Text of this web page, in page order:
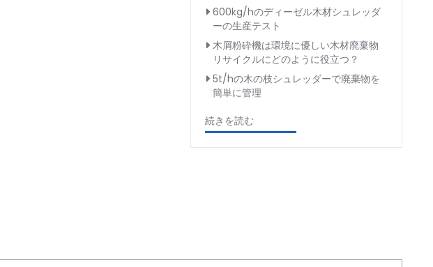
600kg/hのディーゼル木材シュレッダ
ーの生産テスト
木屑粉砕機は環境に優しい木材廃棄物
リサイクルにどのように役立つ？
5t/hの木の枝シュレッダーで廃棄物を
簡単に管理
続きを読む